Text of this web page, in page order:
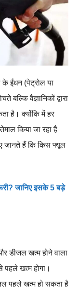
ईंधन (पेट्रोल या
बल्कि वैज्ञानिकों द्वारा
है। क्योंकि में हर
किया जा रहा है
जानते हैं कि किस फ्यूल
जानिए इसके 5 बड़े
डीजल खत्म होने वाला
खत्म होगा।
पहले खत्म हो सकता है